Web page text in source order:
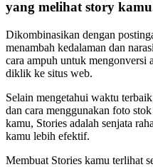
yang melihat story
Dikombinasikan dengan
menambah kedalaman dan
cara ampuh untuk mengonversi
diklik ke situs web.
Selain mengetahui waktu
dan cara menggunakan foto
kamu, Stories adalah senjata
kamu lebih efektif.
Membuat Stories kamu terlihat